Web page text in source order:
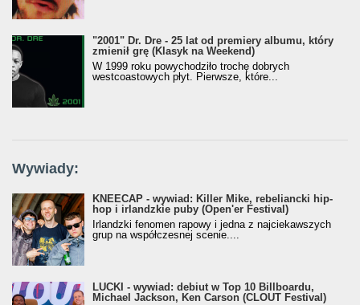
"2001" Dr. Dre - 25 lat od premiery albumu, który
zmienił grę (Klasyk na Weekend)
W 1999 roku powychodziło trochę dobrych
westcoastowych płyt. Pierwsze, które...
Wywiady:
KNEECAP - wywiad: Killer Mike, rebeliancki hip-
hop i irlandzkie puby (Open'er Festival)
Irlandzki fenomen rapowy i jedna z najciekawszych
grup na współczesnej scenie....
LUCKI - wywiad: debiut w Top 10 Billboardu,
Michael Jackson, Ken Carson (CLOUT Festival)